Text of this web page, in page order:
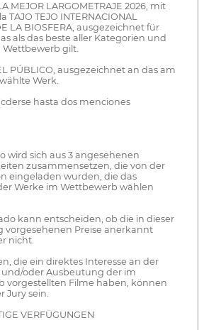
MEJOR LARGOMETRAJE 2026, mit
TAJO TEJO INTERNACIONAL
LA BIOSFERA, ausgezeichnet für
als das beste aller Kategorien und
Wettbewerb gilt.
PÚBLICO, ausgezeichnet an das am
Werk.
hasta dos menciones
wird sich aus 3 angesehenen
zusammensetzen, die von der
eingeladen wurden, die das
Werke im Wettbewerb wählen
kann entscheiden, ob die in dieser
vorgesehenen Preise anerkannt
nicht.
die ein direktes Interesse an der
oder Ausbeutung der im
vorgestellten Filme haben, können
Jury sein.
VERFÜGUNGEN